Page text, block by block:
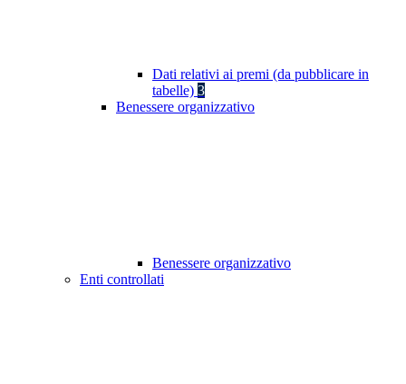
Dati relativi ai premi (da pubblicare in
tabelle) 3
Benessere organizzativo
Benessere organizzativo
Enti controllati